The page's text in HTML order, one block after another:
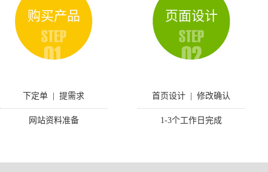
购买产品
下定单 | 提需求
网站资料准备
页面设计
首页设计 | 修改确认
1-3个工作日完成